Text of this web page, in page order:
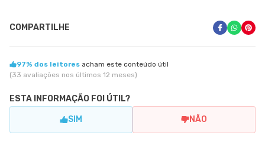
COMPARTILHE
97% dos leitores acham este conteúdo útil
(33 avaliações nos últimos 12 meses)
ESTA INFORMAÇÃO FOI ÚTIL?
SIM NÃO